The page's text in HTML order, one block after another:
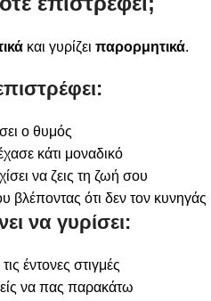
και γυρίζει παρορμητικά.
ο θυμός
κάτι μοναδικό
να ζεις τη ζωή σου
βλέποντας ότι δεν τον κυνηγάς
να γυρίσει:
έντονες στιγμές
να πας παρακάτω